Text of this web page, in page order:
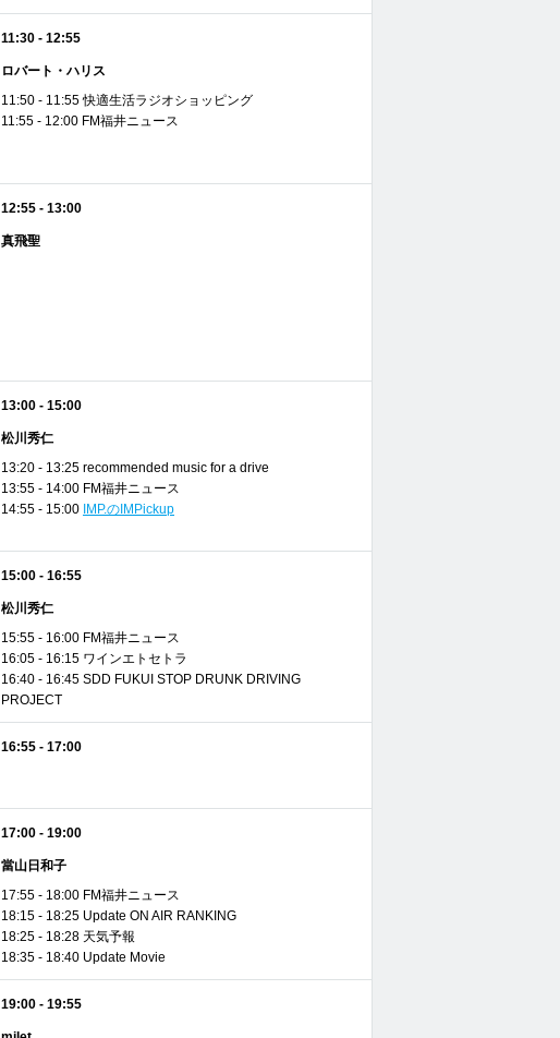
11:30 - 12:55
ロバート・ハリス
11:50 - 11:55 快適生活ラジオショッピング
11:55 - 12:00 FM福井ニュース
12:55 - 13:00
真飛聖
13:00 - 15:00
松川秀仁
13:20 - 13:25 recommended music for a drive
13:55 - 14:00 FM福井ニュース
14:55 - 15:00 IMP.のIMPickup
15:00 - 16:55
松川秀仁
15:55 - 16:00 FM福井ニュース
16:05 - 16:15 ワインエトセトラ
16:40 - 16:45 SDD FUKUI STOP DRUNK DRIVING
PROJECT
16:55 - 17:00
17:00 - 19:00
當山日和子
17:55 - 18:00 FM福井ニュース
18:15 - 18:25 Update ON AIR RANKING
18:25 - 18:28 天気予報
18:35 - 18:40 Update Movie
19:00 - 19:55